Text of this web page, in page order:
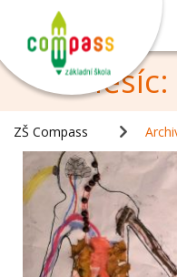
Měsíc:
ZŠ Compass